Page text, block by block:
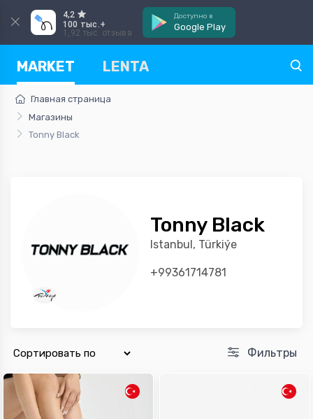
4,2
100 тыс.+
1,92 тыс. отзыва
Доступно в
Google Play
MARKET LENTA
Главная страница
Магазины
Tonny Black
Tonny Black
Istanbul, Türkiýe
+99361714781
Фильтры